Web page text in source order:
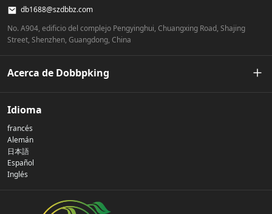
db1688@szdbbz.com
No. A904, edificio del complejo Pengyinghui, Chuangxing Road, Shajing
Street, Shenzhen, Guangdong, China
Acerca de Dobbpking
Nuestra historia
Política de privacidad
Contáctenos
Idioma
francés
Alemán
日本語
Español
Inglés